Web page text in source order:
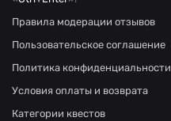
Правила модерации отзывов
Пользовательское соглашение
Политика конфиденциальности
Условия оплаты и возврата
Категории квестов